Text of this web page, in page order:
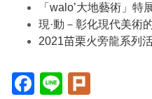
「walo’大地藝術」特
現·動－彰化現代美術
2021苗栗火旁龍系列
Facebook(另
開
Line(另
開